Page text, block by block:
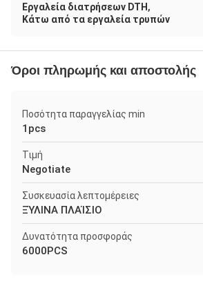
Εργαλεία διατρήσεων DTH ,
Κάτω από τα εργαλεία τρυπών
Όροι πληρωμής και αποστολής
Ποσότητα παραγγελίας min
1pcs
Τιμή
Negotiate
Συσκευασία λεπτομέρειες
ΞΎΛΙΝΑ ΠΛΑΊΣΙΟ
Δυνατότητα προσφοράς
6000PCS